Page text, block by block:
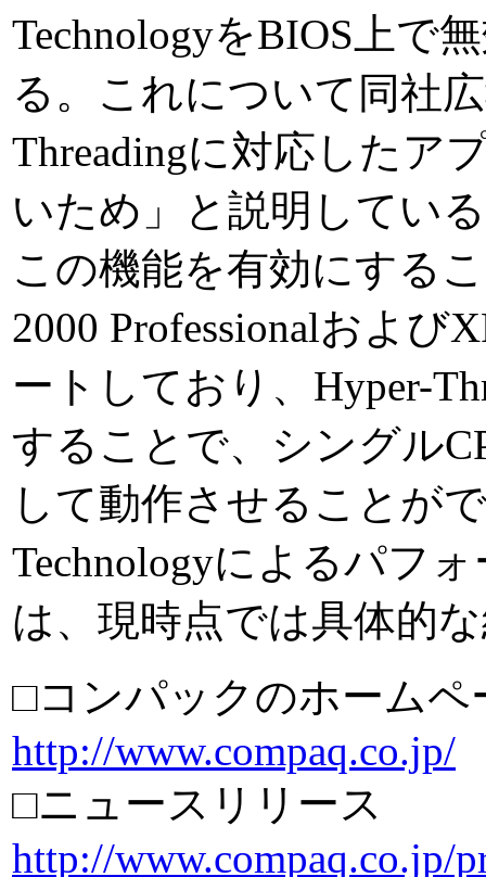
TechnologyをBIOS上で
る。これについて同社
Threadingに対応したア
いため」と説明してい
この機能を有効にする
2000 Professionalおよび
ートしており、Hyper-
することで、シングル
して動作させることが
Technologyによるパフ
は、現時点では具体的
□コンパックのホームペ
http://www.compaq.co.jp/
□ニュースリリース
http://www.compaq.co.jp/